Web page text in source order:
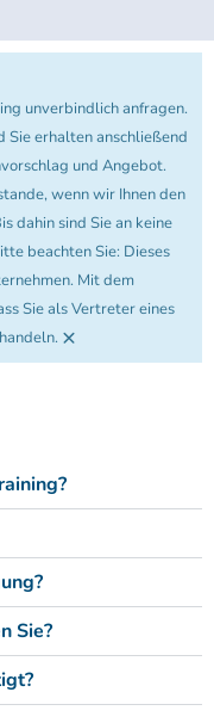
unverbindlich anfragen.
Sie erhalten anschließend
und Angebot.
wenn wir Ihnen den
dahin sind Sie an keine
beachten Sie: Dieses
Mit dem
Sie als Vertreter eines
×
Sie?